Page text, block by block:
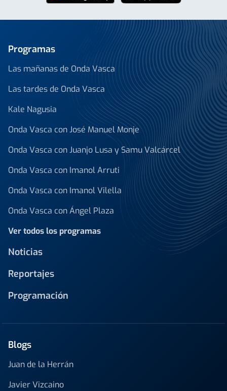
Programas
Las mañanas de Onda Vasca
Las tardes de Onda Vasca
Kale Nagusia
Onda Vasca con José Manuel Monje
Onda Vasca con Juanjo Lusa y Samu Valcárcel
Onda Vasca con Imanol Arruti
Onda Vasca con Imanol Vilella
Onda Vasca con Ángel Plaza
Ver todos los programas
Noticias
Reportajes
Programación
Blogs
Juan de la Herrán
Javier Vizcaino